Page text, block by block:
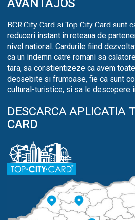
AVANTAJOS
BCR City Card si Top City Card sunt
reduceri instant in reteaua de
nivel national. Cardurile fiind
ca un indemn catre romani sa
tara, sa constientizeze ca avem
deosebite si frumoase, fie ca sunt
cultural-turistice, si sa le descopere
DESCARCA APLICATIA
CARD